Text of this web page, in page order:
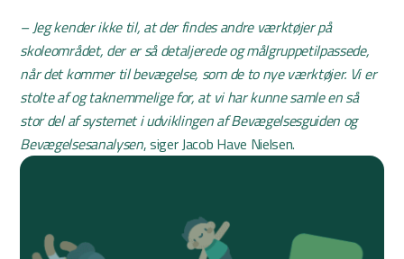
– Jeg kender ikke til, at der findes andre værktøjer på
skoleområdet, der er så detaljerede og målgruppetilpassede,
når det kommer til bevægelse, som de to nye værktøjer. Vi er
stolte af og taknemmelige for, at vi har kunne samle en så
stor del af systemet i udviklingen af Bevægelsesguiden og
Bevægelsesanalysen, siger Jacob Have Nielsen.